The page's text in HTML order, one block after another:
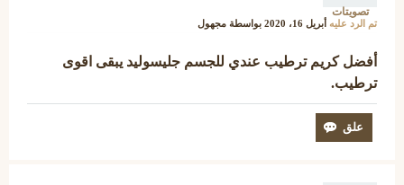
تصويتات
تم الرد عليه أبريل 16، 2020 بواسطة مجهول
أفضل كريم ترطيب عندي للجسم جليسوليد يبقى اقوى
ترطيب.